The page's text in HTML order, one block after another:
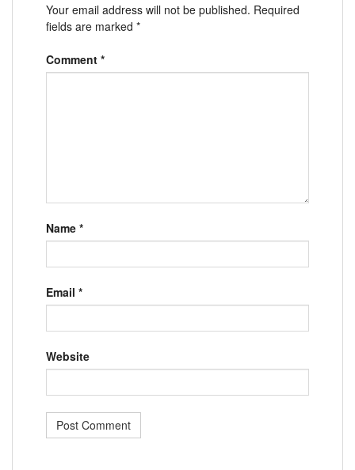
Your email address will not be published. Required
fields are marked *
Comment *
Name *
Email *
Website